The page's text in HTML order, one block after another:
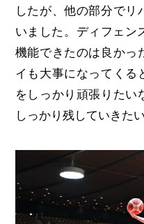
したが、他の部分でリ
いました。ディフェン
機能できたのは良かっ
イも大事になってくる
をしっかり頑張りたい
しっかり残していきたい